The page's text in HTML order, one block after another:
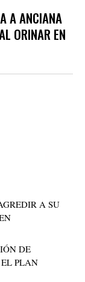
A ANCIANA
ORINAR EN
A SU
DE
PLAN